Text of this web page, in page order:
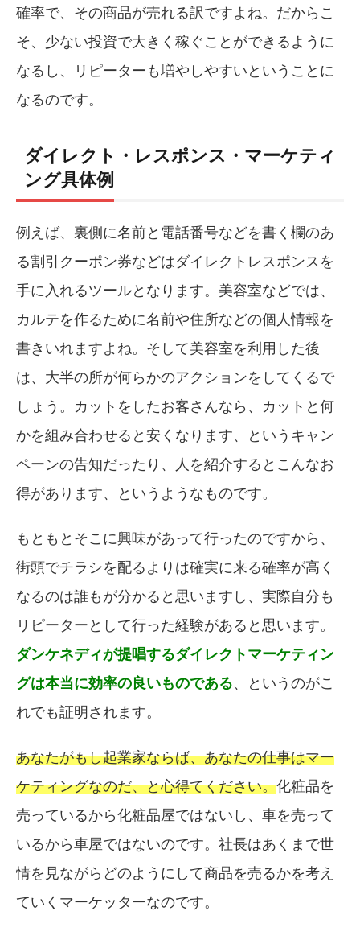
確率で、その商品が売れる訳ですよね。だからこ
そ、少ない投資で大きく稼ぐことができるように
なるし、リピーターも増やしやすいということに
なるのです。
ダイレクト・レスポンス・マーケティ
ング具体例
例えば、裏側に名前と電話番号などを書く欄のあ
る割引クーポン券などはダイレクトレスポンスを
手に入れるツールとなります。美容室などでは、
カルテを作るために名前や住所などの個人情報を
書きいれますよね。そして美容室を利用した後
は、大半の所が何らかのアクションをしてくるで
しょう。カットをしたお客さんなら、カットと何
かを組み合わせると安くなります、というキャン
ペーンの告知だったり、人を紹介するとこんなお
得があります、というようなものです。
もともとそこに興味があって行ったのですから、
街頭でチラシを配るよりは確実に来る確率が高く
なるのは誰もが分かると思いますし、実際自分も
リピーターとして行った経験があると思います。
ダンケネディが提唱するダイレクトマーケティン
グは本当に効率の良いものである、というのがこ
れでも証明されます。
あなたがもし起業家ならば、あなたの仕事はマー
ケティングなのだ、と心得てください。化粧品を
売っているから化粧品屋ではないし、車を売って
いるから車屋ではないのです。社長はあくまで世
情を見ながらどのようにして商品を売るかを考え
ていくマーケッターなのです。